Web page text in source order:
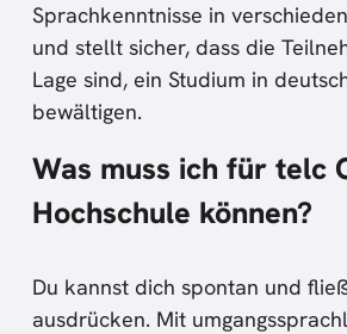
Sprachkenntnisse in
und stellt sicher, dass die
Lage sind, ein Studium in
bewältigen.
Was muss ich für telc
Hochschule können?
Du kannst dich spontan und
ausdrücken. Mit